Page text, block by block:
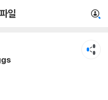
일